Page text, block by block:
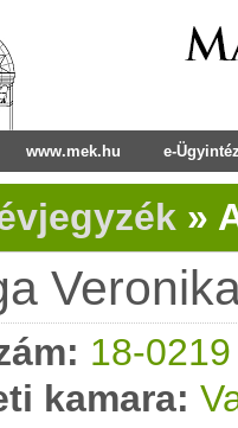
www.mek.hu e-
»
18-0219
kamara: